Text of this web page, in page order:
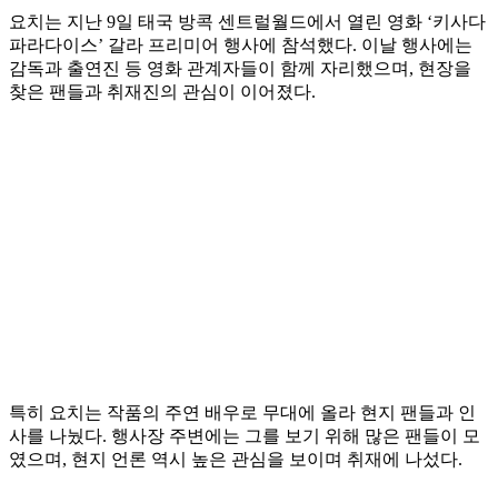
요치는 지난 9일 태국 방콕 센트럴월드에서 열린 영화 ‘키사다
파라다이스’ 갈라 프리미어 행사에 참석했다. 이날 행사에는
감독과 출연진 등 영화 관계자들이 함께 자리했으며, 현장을
찾은 팬들과 취재진의 관심이 이어졌다.
특히 요치는 작품의 주연 배우로 무대에 올라 현지 팬들과 인
사를 나눴다. 행사장 주변에는 그를 보기 위해 많은 팬들이 모
였으며, 현지 언론 역시 높은 관심을 보이며 취재에 나섰다.